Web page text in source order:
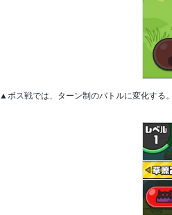
▲ボス戦では、ターン制のバトルに変化する